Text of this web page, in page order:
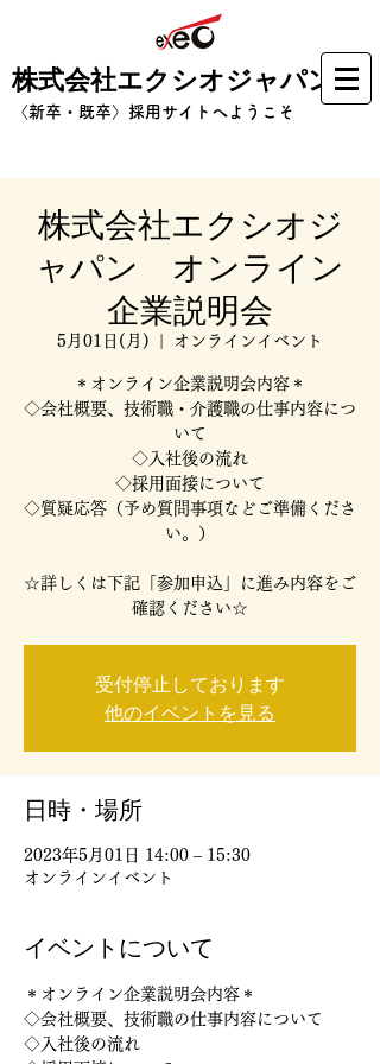
株式会社エクシオジャパン
​〈新卒・既卒〉採用サイトへようこそ
株式会社エクシオジ
ャパン オンライン
企業説明会
5月01日(月) オンラインイベント
＊オンライン企業説明会内容＊
◇会社概要、技術職・介護職の仕事内容につ
いて
◇入社後の流れ
◇採用面接について
◇質疑応答（予め質問事項などご準備くださ
い。）
☆詳しくは下記「参加申込」に進み内容をご
確認ください☆
受付停止しております
他のイベントを見る
日時・場所
2023年5月01日 14:00 – 15:30
オンラインイベント
イベントについて
＊オンライン企業説明会内容＊
◇会社概要、技術職の仕事内容について
◇入社後の流れ